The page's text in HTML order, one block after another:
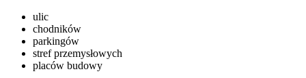
ulic
chodników
parkingów
stref przemysłowych
placów budowy